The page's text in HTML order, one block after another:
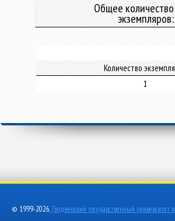
Общее количество
экземпляров:
Количество
1
© 1999-2026, Гродненский государственный